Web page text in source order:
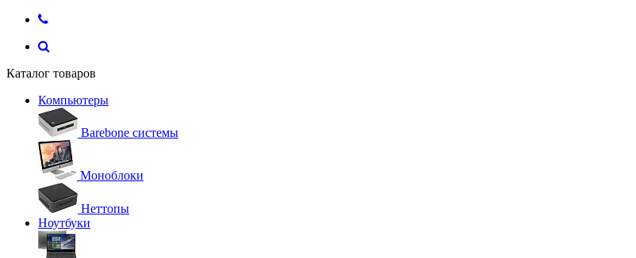
Каталог товаров
Компьютеры
Barebone системы
Моноблоки
Неттопы
Ноутбуки